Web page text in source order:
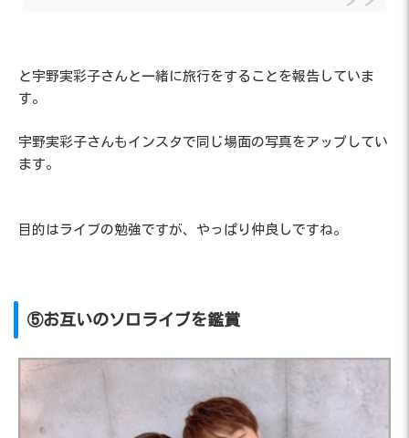
と宇野実彩子さんと一緒に旅行をすることを報告していま
す。
宇野実彩子さんもインスタで同じ場面の写真をアップしてい
ます。
目的はライブの勉強ですが、やっぱり仲良しですね。
⑤お互いのソロライブを鑑賞